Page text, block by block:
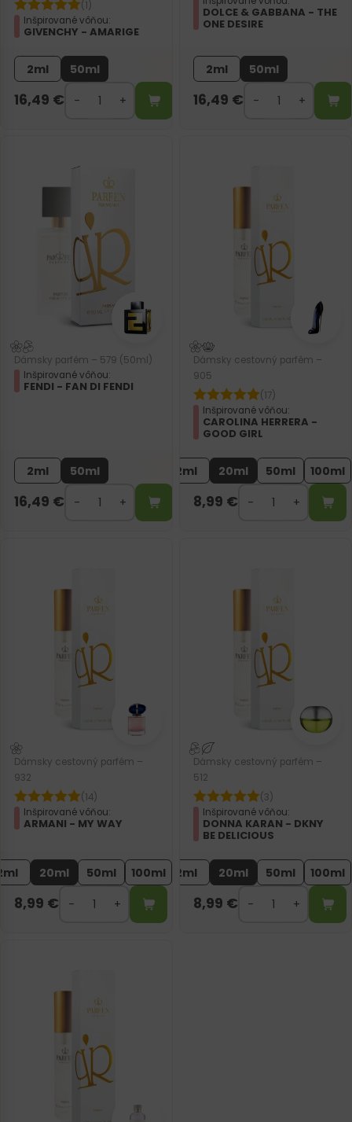
(1)
Inšpirované vôňou:
GIVENCHY - AMARIGE
2ml 50ml
16,49 €
DOLCE & GABBANA - THE
ONE DESIRE
2ml 50ml
16,49 €
Dámsky parfém – 579 (50ml)
Inšpirované vôňou:
FENDI - FAN DI FENDI
2ml 50ml
16,49 €
Dámsky cestovný parfém –
905
(17)
Inšpirované vôňou:
CAROLINA HERRERA -
GOOD GIRL
2ml 20ml 50ml 100ml
8,99 €
Dámsky cestovný parfém –
932
(14)
Inšpirované vôňou:
ARMANI - MY WAY
20ml 50ml 100ml
8,99 €
Dámsky cestovný parfém –
512
(3)
Inšpirované vôňou:
DONNA KARAN - DKNY
BE DELICIOUS
2ml 20ml 50ml 100ml
8,99 €